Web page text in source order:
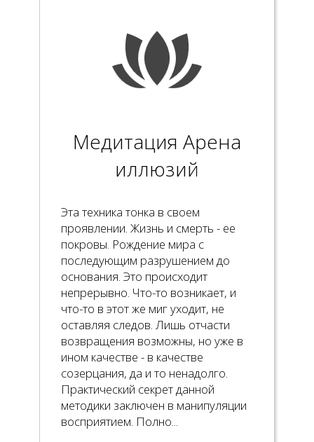
Медитация Арена
иллюзий
Эта техника тонка в своем
проявлении. Жизнь и смерть - ее
покровы. Рождение мира с
последующим разрушением до
основания. Это происходит
непрерывно. Что-то возникает, и
что-то в этот же миг уходит, не
оставляя следов. Лишь отчасти
возвращения возможны, но уже в
ином качестве - в качестве
созерцания, да и то ненадолго.
Практический секрет данной
методики заключен в манипуляции
восприятием. Полно...